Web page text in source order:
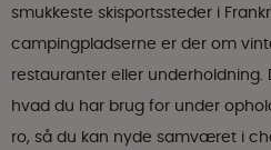
smukkeste skisportssteder i
campingpladserne er der om
restauranter eller underholdning.
hvad du har brug for under
ro, så du kan nyde samværet i